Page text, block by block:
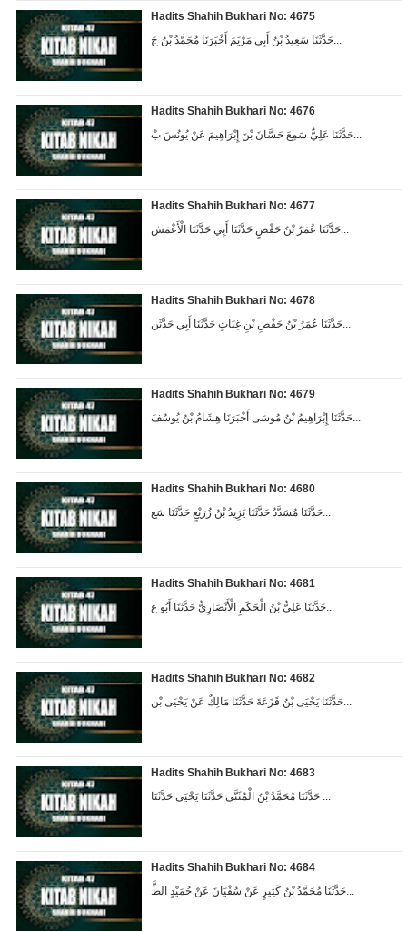
Hadits Shahih Bukhari No: 4675
حَدَّثَنَا سَعِيدُ بْنُ أَبِي مَرْيَمَ أَخْبَرَنَا مُحَمَّدُ بْنُ جَ...
Hadits Shahih Bukhari No: 4676
حَدَّثَنَا عَلِيٌّ سَمِعَ حَسَّانَ بْنَ إِبْرَاهِيمَ عَنْ يُونُسَ بْ...
Hadits Shahih Bukhari No: 4677
Hadits Shahih Bukhari No: 4678
Hadits Shahih Bukhari No: 4679
حَدَّثَنَا إِبْرَاهِيمُ بْنُ مُوسَى أَخْبَرَنَا هِشَامُ بْنُ يُوسُفَ...
Hadits Shahih Bukhari No: 4680
حَدَّثَنَا مُسَدَّدٌ حَدَّثَنَا يَزِيدُ بْنُ زُرَيْعٍ حَدَّثَنَا سَع...
Hadits Shahih Bukhari No: 4681
حَدَّثَنَا عَلِيُّ بْنُ الْحَكَمِ الْأَنْصَارِيُّ حَدَّثَنَا أَبُو ع...
Hadits Shahih Bukhari No: 4682
حَدَّثَنَا يَحْيَى بْنُ قَزَعَةَ حَدَّثَنَا مَالِكٌ عَنْ يَحْيَى بْن...
Hadits Shahih Bukhari No: 4683
Hadits Shahih Bukhari No: 4684